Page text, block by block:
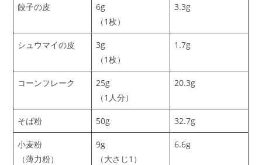
餃子の皮
6g
（1枚）
3.3g
シュウマイの皮
3g
（1枚）
1.7g
コーンフレーク
25g
（1人分）
20.3g
そば粉 50g 32.7g
小麦粉
（薄力粉）
9g
（大さじ1）
6.6g